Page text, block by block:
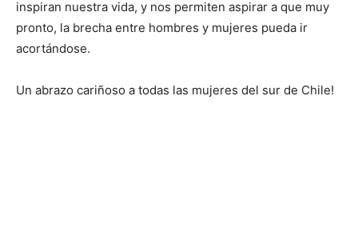
inspiran nuestra vida, y nos permiten aspirar a que muy
pronto, la brecha entre hombres y mujeres pueda ir
acortándose.
Un abrazo cariñoso a todas las mujeres del sur de Chile!